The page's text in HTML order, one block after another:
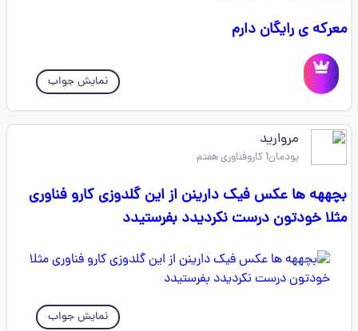
معرکه ی رایگان دارم
نمایش جواب
مروارید
پودمان1 کاروفناوری هفتم
بچههه ها عکس فیک دارینن از این گلدوزی کارو فناوری
مثلا خودتون درست نکردیدد بفرستیدد
نمایش جواب